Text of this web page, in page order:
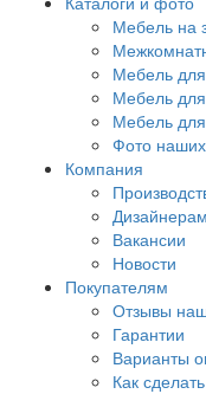
Мебель на
Мебель
Мебель
Мебель
Фото
Компания
Дизайнерам
Вакансии
Новости
Покупателям
Отзывы
Гарантии
Варианты
Как